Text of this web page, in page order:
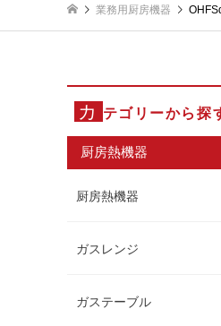
業務用厨房機器
カ テゴリーから探
厨房熱機器
厨房熱機器
ガスレンジ
ガステーブル